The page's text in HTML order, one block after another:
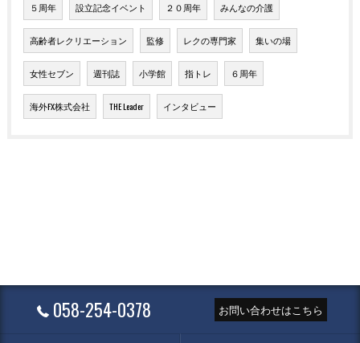
５周年 設立記念イベント ２０周年 みんなの介護
高齢者レクリエーション 監修 レクの専門家 集いの場
女性セブン 週刊誌 小学館 指トレ ６周年
海外FX株式会社 THE Leader インタビュー
058-254-0378 お問い合わせはこちら